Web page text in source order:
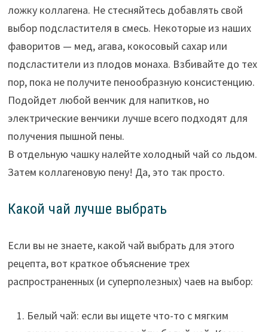
ложку коллагена. Не стесняйтесь добавлять свой
выбор подсластителя в смесь. Некоторые из наших
фаворитов — мед, агава, кокосовый сахар или
подсластители из плодов монаха. Взбивайте до тех
пор, пока не получите пенообразную консистенцию.
Подойдет любой венчик для напитков, но
электрические венчики лучше всего подходят для
получения пышной пены.
В отдельную чашку налейте холодный чай со льдом.
Затем коллагеновую пену! Да, это так просто.
Какой чай лучше выбрать
Если вы не знаете, какой чай выбрать для этого
рецепта, вот краткое объяснение трех
распространенных (и суперполезных) чаев на выбор:
Белый чай: если вы ищете что-то с мягким